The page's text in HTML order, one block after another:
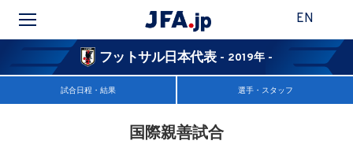
EN
フットサル日本代表 - 2019年 -
試合日程・結果 選手・スタッフ
国際親善試合